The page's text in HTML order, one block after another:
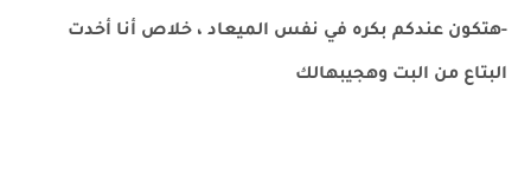
-هتكون عندكم بكره في نفس الميعاد ، خلاص أنا أخدت
البتاع من البت وهجيبهالك